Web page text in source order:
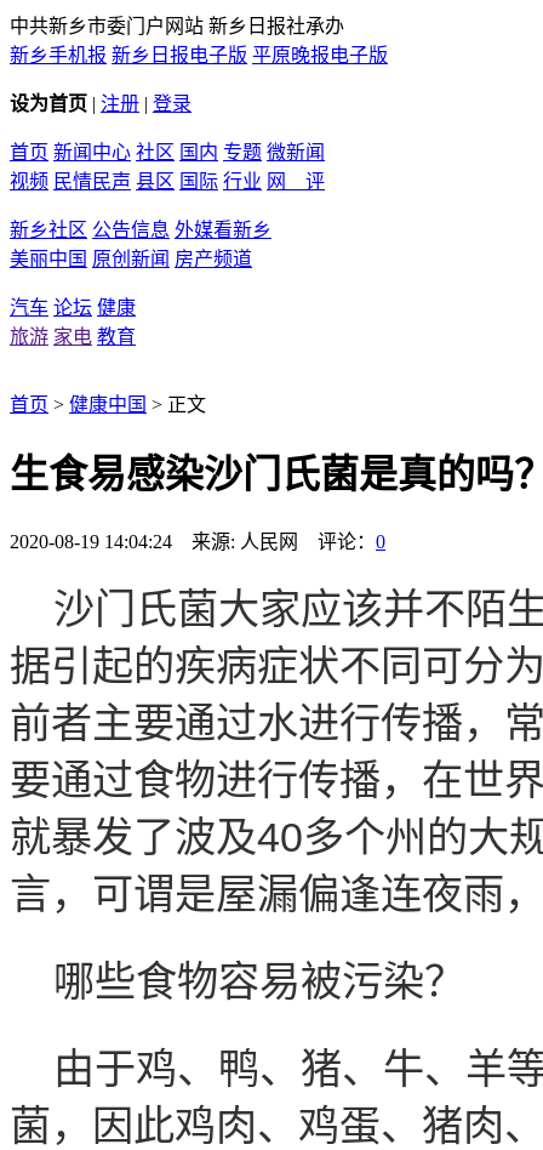
中共新乡市委门户网站 新乡日报社承办
新乡手机报 新乡日报电子版 平原晚报电子版
设为首页 | 注册 | 登录
首页 新闻中心 社区 国内 专题 微新闻
视频 民情民声 县区 国际 行业 网 评
新乡社区 公告信息 外媒看新乡
美丽中国 原创新闻 房产频道
汽车 论坛 健康
旅游 家电 教育
首页 > 健康中国 > 正文
生食易感染沙门氏菌是真的吗
2020-08-19 14:04:24 来源: 人民网 评论： 0
沙门氏菌大家应该并不陌
据引起的疾病症状不同可分
前者主要通过水进行传播，
要通过食物进行传播，在世
就暴发了波及40多个州的大
言，可谓是屋漏偏逢连夜雨
哪些食物容易被污染？
由于鸡、鸭、猪、牛、羊
菌，因此鸡肉、鸡蛋、猪肉